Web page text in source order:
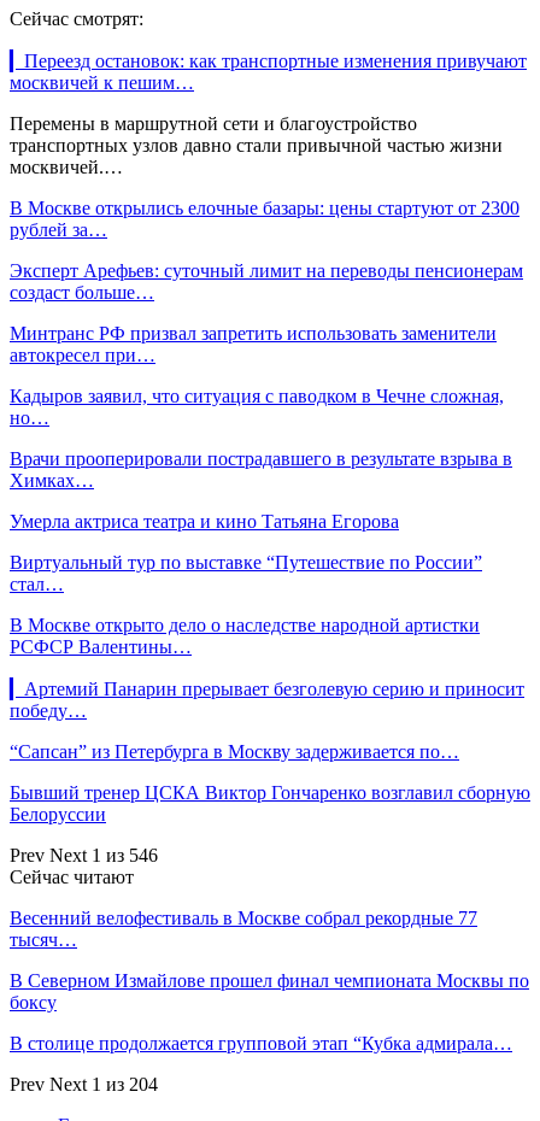
Сейчас смотрят:
▎Переезд остановок: как транспортные изменения привучают
москвичей к пешим…
Перемены в маршрутной сети и благоустройство
транспортных узлов давно стали привычной частью жизни
москвичей.…
В Москве открылись елочные базары: цены стартуют от 2300
рублей за…
Эксперт Арефьев: суточный лимит на переводы пенсионерам
создаст больше…
Минтранс РФ призвал запретить использовать заменители
автокресел при…
Кадыров заявил, что ситуация с паводком в Чечне сложная,
но…
Врачи прооперировали пострадавшего в результате взрыва в
Химках…
Умерла актриса театра и кино Татьяна Егорова
Виртуальный тур по выставке “Путешествие по России”
стал…
В Москве открыто дело о наследстве народной артистки
РСФСР Валентины…
▎Артемий Панарин прерывает безголевую серию и приносит
победу…
“Сапсан” из Петербурга в Москву задерживается по…
Бывший тренер ЦСКА Виктор Гончаренко возглавил сборную
Белоруссии
Prev Next 1 из 546
Сейчас читают
Весенний велофестиваль в Москве собрал рекордные 77
тысяч…
В Северном Измайлове прошел финал чемпионата Москвы по
боксу
В столице продолжается групповой этап “Кубка адмирала…
Prev Next 1 из 204